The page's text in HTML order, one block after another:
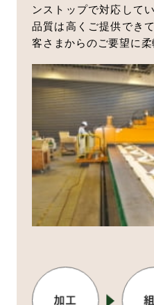
ンストップで対応して
品質は高くご提供でき
客さまからのご要望に柔